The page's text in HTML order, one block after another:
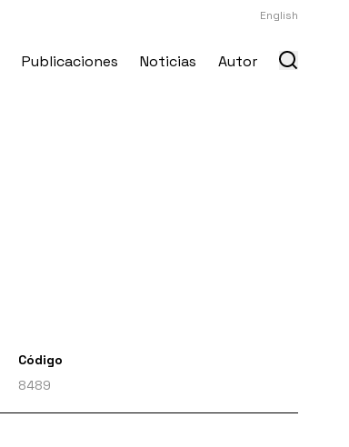
English
Publicaciones Noticias Autor
Código
8489